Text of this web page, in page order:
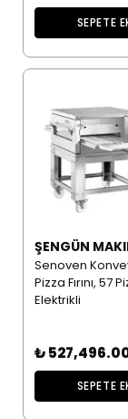
SEPETE
ŞENGÜN
Senoven
Pizza Fırını, 57
Elektrikli
₺
SEPETE